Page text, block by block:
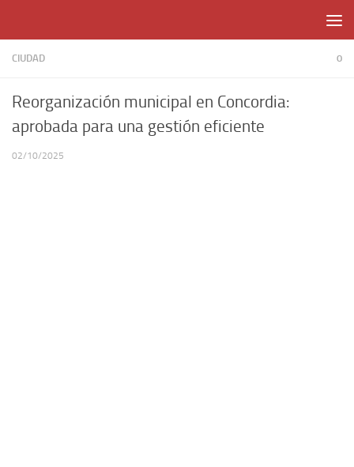
CIUDAD 0
Reorganización municipal en Concordia:
aprobada para una gestión eficiente
02/10/2025